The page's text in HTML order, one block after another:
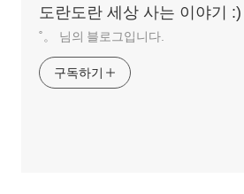
도란도란 세상 사는 이야기 :)
˚。 님의 블로그입니다.
구독하기